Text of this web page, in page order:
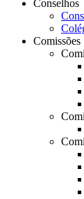
Conselhos
Comissões